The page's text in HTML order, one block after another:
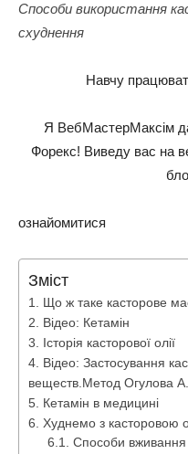
Способи використання
схуднення
Навчу
Я ВебМастерМаксім
Форекс! Виведу вас на
ознайомитися
Зміст
Що ж таке касторове
Відео: Кетамін
Історія касторової олії
Відео: Застосування
веществ.Метод Огулова
Кетамін в медицині
Худнемо з касторовою
Способи